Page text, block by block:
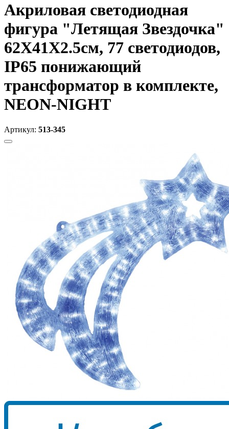
Акриловая светодиодная
фигура "Летящая Звездочка"
62X41X2.5см, 77 светодиодов,
IP65 понижающий
трансформатор в комплекте,
NEON-NIGHT
Артикул: 513-345